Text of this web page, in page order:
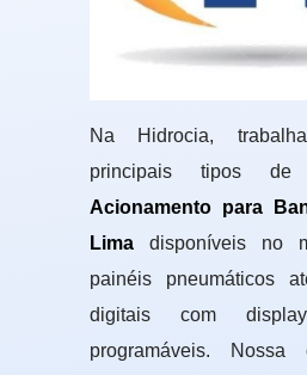
Na Hidrocia,
principais tipos
Acionamento para
Limadisponíveis no
painéis pneumáticos
digitais com
programáveis. Nossa